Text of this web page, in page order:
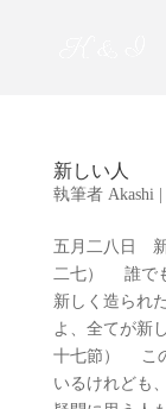
新しい人
執筆者 Akashi|
五月二八日
二七） 誰で
新しく造られ
よ、全てが新
十七節） こ
いるけれども